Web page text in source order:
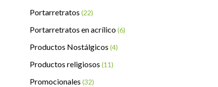
Portarretratos (22)
Portarretratos en acrílico(6)
Productos Nostálgicos (4)
Productos religiosos (11)
Promocionales (32)